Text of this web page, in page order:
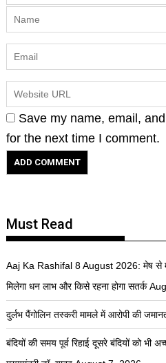
Save my name, email,
for the next time I comment.
Must Read
Aaj Ka Rashifal 8 August 2026: मेष से
मिलेगा धन लाभ और किसे रहना होगा सतर्क
दुर्लभ पैंगोलिन तस्करी मामले में आरोपी की
बंदियों की समय पूर्व रिहाई दूसरे बंदियों को भी